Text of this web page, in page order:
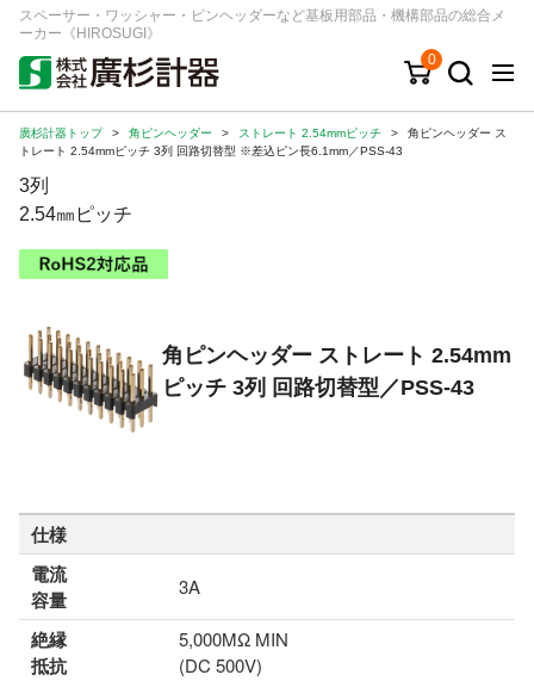
スペーサー・ワッシャー・ピンヘッダーなど基板用部品・機構部品の総合メ
ーカー《HIROSUGI》
0
キーワード 品番/シリーズ
商品カテゴリから探す
ジャンルから探す
シリーズから探す
ログイン
注文・見積りについて
ご利用ガイド
会社情報
廣杉計器トップ > 角ピンヘッダー > ストレート 2.54mmピッチ >
角ピンヘッダー ス
トレート 2.54mmピッチ 3列 回路切替型 ※差込ピン長6.1mm／PSS-43
3列
2.54㎜ピッチ
角ピンヘッダー ストレート 2.54mm
ピッチ 3列 回路切替型／PSS-43
仕様
電流
容量
3A
絶縁
抵抗
5,000MΩ MIN
(DC 500V)